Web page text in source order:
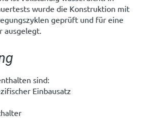
wurde die Konstruktion mit
geprüft und für eine
ausgelegt.
sind:
Einbausatz